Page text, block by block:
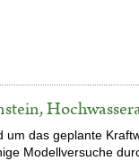
das geplante
Modellversuche